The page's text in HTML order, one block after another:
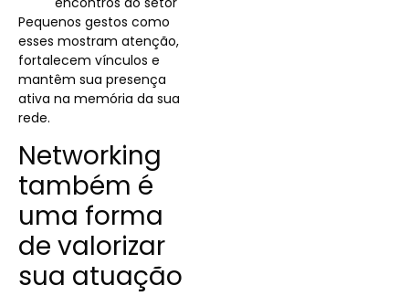
Pequenos gestos como
esses mostram atenção,
fortalecem vínculos e
mantêm sua presença
ativa na memória da sua
rede.
Networking
também é
uma forma
de valorizar
sua atuação